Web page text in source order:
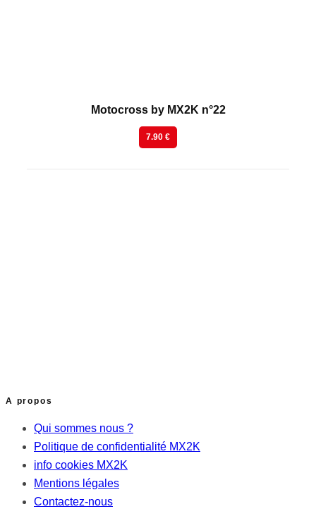
Motocross by MX2K n°22
7.90 €
A propos
Qui sommes nous ?
Politique de confidentialité MX2K
info cookies MX2K
Mentions légales
Contactez-nous